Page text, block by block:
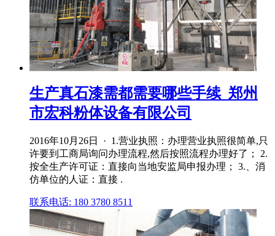
生产真石漆需都需要哪些手续_郑州
市宏科粉体设备有限公司
2016年10月26日 · 1.营业执照：办理营业执照很简单,只
许要到工商局询问办理流程,然后按照流程办理好了； 2.
按全生产许可证：直接向当地安监局申报办理； 3.、消
仿单位的人证：直接 .
联系电话: 180 3780 8511